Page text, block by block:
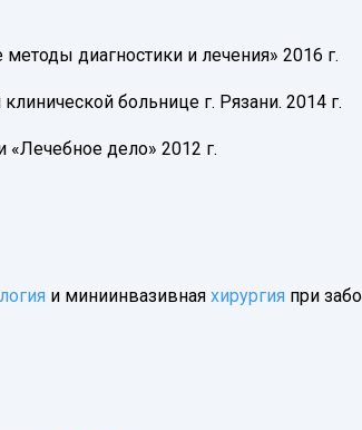
диагностики и лечения» 2016 г.
клинической больнице г. Рязани. 2014 г.
«Лечебное дело» 2012 г.
и миниинвазивная хирургия при